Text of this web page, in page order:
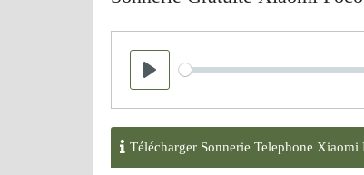
Play
Seek
Télécharger Sonnerie Telephone Xiaomi